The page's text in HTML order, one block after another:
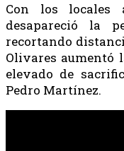
Con los locales
desapareció la
recortando
Olivares aumentó
elevado de
Pedro Martínez.